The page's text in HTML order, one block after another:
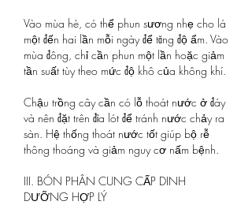
Vào mùa hè, có thể phun sương nhẹ cho lá
một đến hai lần mỗi ngày để tăng độ ẩm. Vào
mùa đông, chỉ cần phun một lần hoặc giảm
tần suất tùy theo mức độ khô của không khí.
Chậu trồng cây cần có lỗ thoát nước ở đáy
và nên đặt trên đĩa lót để tránh nước chảy ra
sàn. Hệ thống thoát nước tốt giúp bộ rễ
thông thoáng và giảm nguy cơ nấm bệnh.
III. BÓN PHÂN CUNG CẤP DINH
DƯỠNG HỢP LÝ